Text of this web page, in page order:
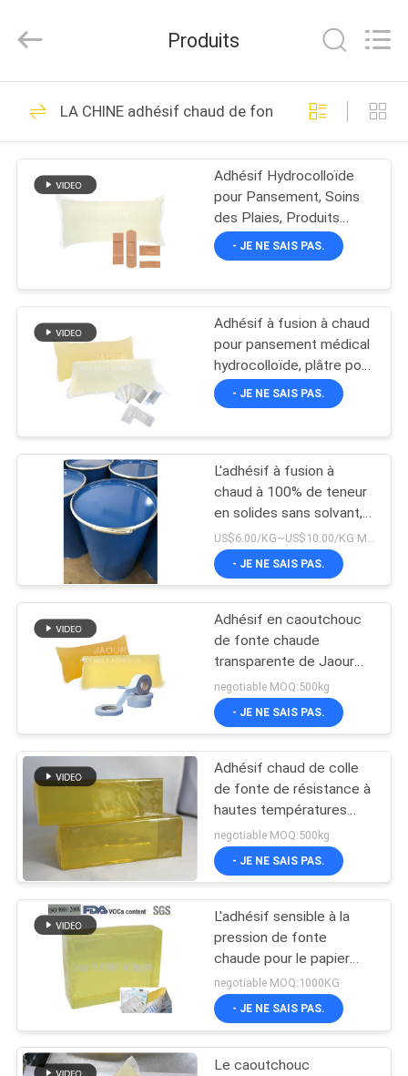
MAISON
PRODUITS
PROPOS
NOUS
VISITE
CONTRÔLE
QUALITÉ
CONTACTEZ-
NOUS
NOUVELLES
DEMANDEZ
UN DEVIS
PLAN
DU
SITE
POLITIQUE
CONFIDENTIALITÉ
Jaour
Adhesive
All
Reserved.
adhésif chaud de la
fonte PSA
105
adhésif sensible à la
pression de fonte
chaude
78
Adhésif sensible à
la pression de PSA
26
COLLE DE PSA
Adhésif chaud de
colle de fonte
18
Produits
LA CHINE adhésif chaud de fonte
Adhésif Hydrocolloïde
pour Pansement, Soins
des Plaies, Produits
Médicaux
- JE NE SAIS PAS.
Adhésif à fusion à chaud
pour pansement médical
hydrocolloïde, plâtre pour
plaies- JE NE SAIS PAS.
L'adhésif à fusion à
chaud à 100% de teneur
en solides sans solvant,
résistant aux UV,
chimique acrylique pour
ruban adhésif médical
US$6.00/KG~US$10.00/KG MOQ:3TONS
- JE NE SAIS PAS.
Adhésif en caoutchouc
de fonte chaude
transparente de Jaour
pour la bande industrielle
negotiable MOQ:500kg
- JE NE SAIS PAS.
Adhésif chaud de colle
de fonte de résistance à
hautes températures
pour l'autocollant/bande
industriels
negotiable MOQ:500kg
- JE NE SAIS PAS.
L'adhésif sensible à la
pression de fonte
chaude pour le papier
marque et attache du
ruban adhésif à
ISO14001
negotiable MOQ:1000KG
- JE NE SAIS PAS.
Le caoutchouc